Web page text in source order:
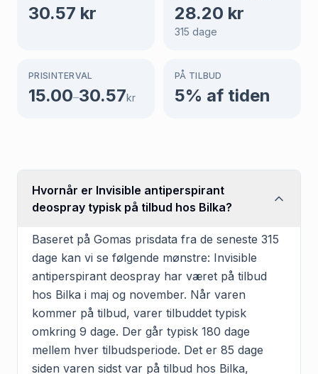
30.57 kr 28.20 kr
315 dage
PRISINTERVAL
15.00–30.57kr
PÅ TILBUD
5% af tiden
Hvornår er Invisible antiperspirant
deospray typisk på tilbud hos Bilka?
Baseret på Gomas prisdata fra de seneste 315
dage kan vi se følgende mønstre: Invisible
antiperspirant deospray har været på tilbud
hos Bilka i maj og november. Når varen
kommer på tilbud, varer tilbuddet typisk
omkring 9 dage. Der går typisk 180 dage
mellem hver tilbudsperiode. Det er 85 dage
siden varen sidst var på tilbud hos Bilka,